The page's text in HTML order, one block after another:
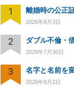
1 離婚時の公正
2026年8月3日
2
2026年7月30日
3
2026年8月2日